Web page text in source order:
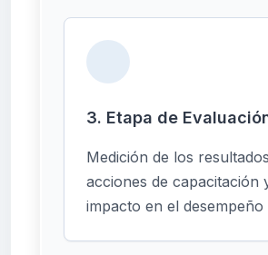
3. Etapa de
Medición de los
acciones de capacitación
impacto en el desempeño